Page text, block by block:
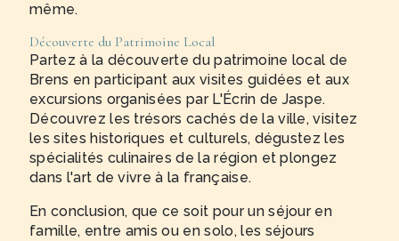
même.
Découverte du Patrimoine Local
Partez à la découverte du patrimoine local de
Brens en participant aux visites guidées et aux
excursions organisées par L'Écrin de Jaspe.
Découvrez les trésors cachés de la ville, visitez
les sites historiques et culturels, dégustez les
spécialités culinaires de la région et plongez
dans l'art de vivre à la française.
En conclusion, que ce soit pour un séjour en
famille, entre amis ou en solo, les séjours